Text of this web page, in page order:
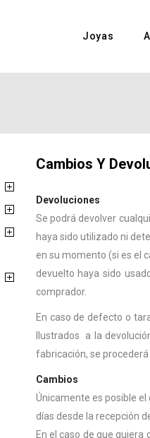
Joyas
Cambios Y
Devoluciones
Se podrá devolver
haya sido utilizado ni
en su momento (si es el
devuelto haya sido
comprador.
En caso de defecto o
Ilustrados a la
fabricación, se
Cambios
Únicamente es posible
días desde la recepción
En el caso de que